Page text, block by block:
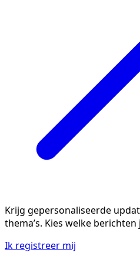
Krijg gepersonaliseerde
thema’s. Kies welke
Ik registreer mij